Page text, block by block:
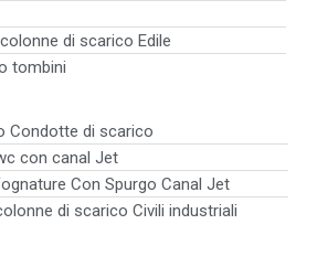
di scarico Edile
tombini
Condotte di scarico
con canal Jet
Con Spurgo Canal Jet
di scarico Civili industriali